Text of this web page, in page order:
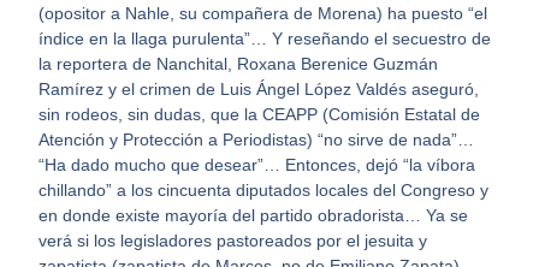
(opositor a Nahle, su compañera de Morena) ha puesto “el
índice en la llaga purulenta”… Y reseñando el secuestro de
la reportera de Nanchital, Roxana Berenice Guzmán
Ramírez y el crimen de Luis Ángel López Valdés aseguró,
sin rodeos, sin dudas, que la CEAPP (Comisión Estatal de
Atención y Protección a Periodistas) “no sirve de nada”…
“Ha dado mucho que desear”… Entonces, dejó “la víbora
chillando” a los cincuenta diputados locales del Congreso y
en donde existe mayoría del partido obradorista… Ya se
verá si los legisladores pastoreados por el jesuita y